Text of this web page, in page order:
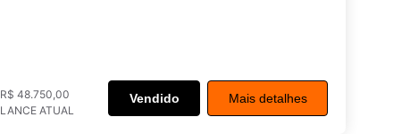
R$ 48.750,00
LANCE ATUAL
Vendido Mais detalhes